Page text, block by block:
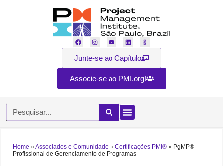
Junte-se ao Capítulo
Associe-se ao PMI.org!
Home »Associados e Comunidade » Certificações PMI® » PgMP® –
Profissional de Gerenciamento de Programas